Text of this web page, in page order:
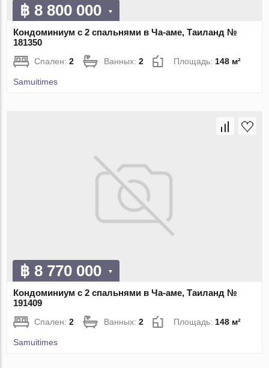
฿ 8 800 000
Кондоминиум с 2 спальнями в Ча-аме, Таиланд №
181350
Спален:2 Ванных:2 Площадь: 148 м²
Samuitimes
฿ 8 770 000
Кондоминиум с 2 спальнями в Ча-аме, Таиланд №
191409
Спален:2 Ванных:2 Площадь: 148 м²
Samuitimes